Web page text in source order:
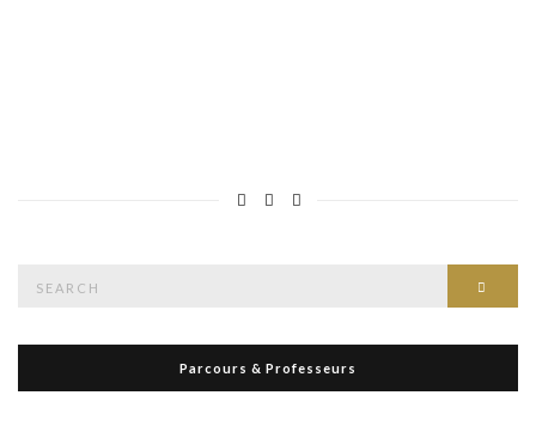
Parcours & Professeurs